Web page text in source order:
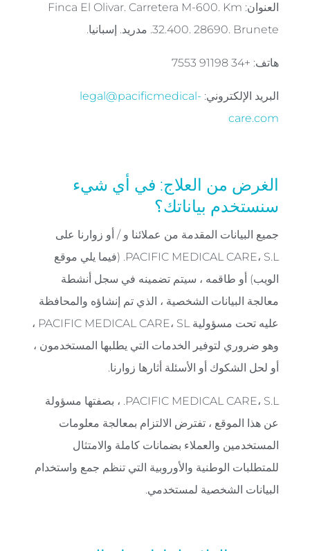
العنوان: Finca El Olivar. Carretera M-600. Km
32.400. 28690. Brunete. مدريد. إسبانيا.
هاتف: +34 91198 7553
البريد الإلكتروني: legal@pacificmedical-
care.com
الغرض من العلاج: في أي شيء
سنستخدم بياناتك؟
جميع البيانات المقدمة من عملائنا و / أو زوارنا على
PACIFIC MEDICAL CARE، S.L. (فيما يلي موقع
الويب) أو طاقمه ، سيتم تضمينه في سجل أنشطة
معالجة البيانات الشخصية ، الذي تم إنشاؤه والمحافظة
عليه تحت مسؤولية PACIFIC MEDICAL CARE، SL ،
وهو ضروري لتوفير الخدمات التي يطلبها المستخدمون ،
أو لحل الشكوك أو الأسئلة أثارها زوارنا.
PACIFIC MEDICAL CARE، S.L. ، بصفتها مسؤولة
عن هذا الموقع ، تفترض الالتزام بمعالجة معلومات
المستخدمين والعملاء بضمانات كاملة والامتثال
للمتطلبات الوطنية والأوروبية التي تنظم جمع واستخدام
البيانات الشخصية لمستخدمي.